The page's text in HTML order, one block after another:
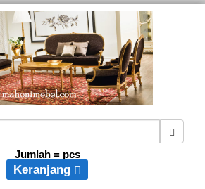
Jumlah = pcs
Keranjang